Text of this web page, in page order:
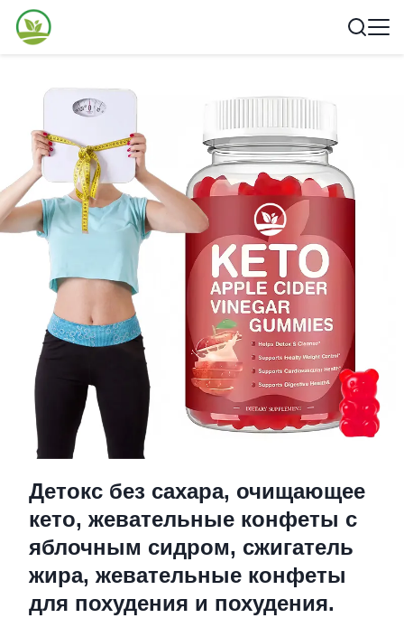
Детокс без сахара, очищающее
кето, жевательные конфеты с
яблочным сидром, сжигатель
жира, жевательные конфеты
для похудения и похудения.